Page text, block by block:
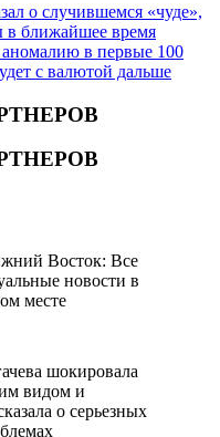
о случившемся «чуде»,
в ближайшее время
в первые 100
с валютой дальше
Восток: Все
новости в
месте
шокировала
видом и
о серьезных